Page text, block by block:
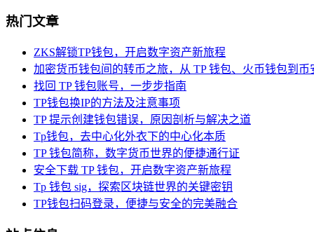
热门文章
ZKS解锁TP钱包，开启数字资产新旅程
加密货币钱包间的转币之旅，从 TP 钱包、火币钱包到币
找回 TP 钱包账号，一步步指南
TP钱包换IP的方法及注意事项
TP 提示创建钱包错误，原因剖析与解决之道
Tp钱包，去中心化外衣下的中心化本质
TP 钱包简称，数字货币世界的便捷通行证
安全下载 TP 钱包，开启数字资产新旅程
Tp 钱包 sig，探索区块链世界的关键密钥
TP钱包扫码登录，便捷与安全的完美融合